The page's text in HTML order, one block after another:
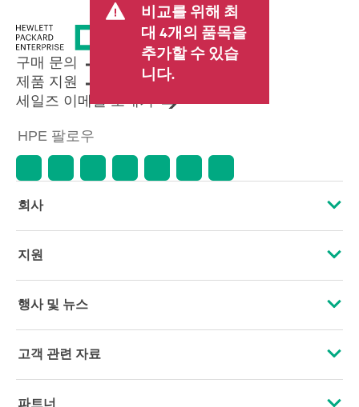
비교를 위해 최
대 4개의 품목을
추가할 수 있습
니다.
구매 문의
제품 지원
세일즈 이메일 보내기
HPE 팔로우
회사
HPE 소개
기업의 책임
HPE Labs
지원
운영 지원 서비스
행사 및 뉴스
행사
고객 관련 자료
문의하기
파트너